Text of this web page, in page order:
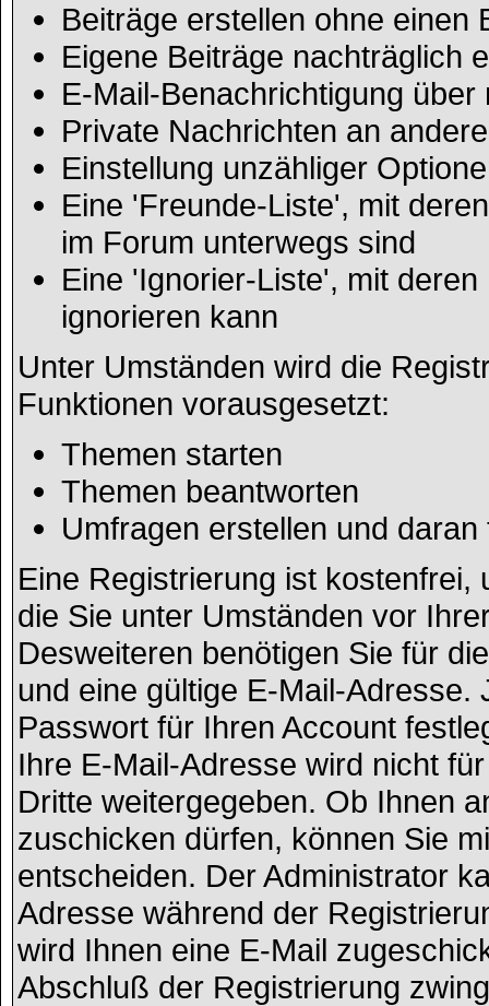
Beiträge erstellen ohne einen
Eigene Beiträge nachträglich
E-Mail-Benachrichtigung
Private Nachrichten an
Einstellung unzähliger
Eine 'Freunde-Liste', mit
im Forum unterwegs sind
Eine 'Ignorier-Liste', mit
ignorieren kann
Unter Umständen wird die
Funktionen vorausgesetzt:
Themen starten
Themen beantworten
Umfragen erstellen und daran
Eine Registrierung ist
die Sie unter Umständen vor
Desweiteren benötigen Sie für
und eine gültige E-Mail-
Passwort für Ihren Account
Ihre E-Mail-Adresse wird nicht
Dritte weitergegeben. Ob Ihnen
zuschicken dürfen, können Sie
entscheiden. Der Administrator
Adresse während der
wird Ihnen eine E-Mail
Abschluß der Registrierung